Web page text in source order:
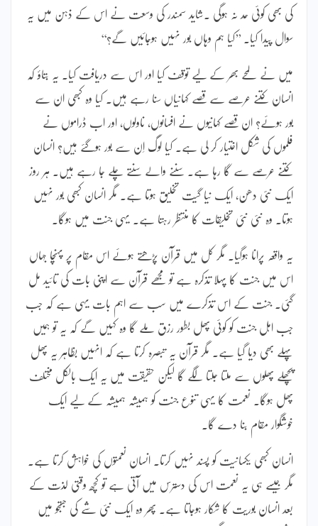
کی بھی کوئی حد نہ ہوگی ۔شاید سمندر کی وسعت نے اس کے ذہن میں یہ
سوال پیدا کیا۔ ’’کیا ہم وہاں بور نہیں ہوجائیں گے؟‘‘
میں نے لمحے بھر کے لیے توقف کیا اور اس سے دریافت کیا۔ یہ بتاؤ کہ
انسان کتنے عرصے سے قصے کہانیاں سنا رہے ہیں۔ کیا وہ کبھی ان سے
بور ہوئے؟ ان قصے کہانیوں نے افسانوں، ناولوں، اور اب ڈراموں نے
فلموں کی شکل اختیار کر لی ہے۔ کیا لوگ اِن سے بور ہوگئے ہیں؟ انسان
کتنے عرصے سے گا رہا ہے۔ سننے والے سنتے چلے جا رہے ہیں۔ ہر روز
ایک نئی دھن، ایک نیا گیت تخلیق ہوتا ہے۔ مگر انسان کبھی بور نہیں
ہوتا۔ وہ نئی نئی تخلیقات کا منتظر رہتا ہے۔ یہی جنت میں ہوگا۔
یہ واقعہ پرانا ہوگیا۔ مگر کل میں قرآن پڑھتے ہوئے اس مقام پر پہنچا جہاں
اس میں جنت کا پہلا تذکرہ ہے تو مجھے قرآن سے اپنی بات کی تائید مل
گئی۔ جنت کے اس تذکرے میں سب سے اہم بات یہی ہے کہ جب
جب اہل جنت کو کوئی پھل بطور رزق ملے گا وہ کہیں گے کہ یہ تو ہمیں
پہلے بھی دیا گیا ہے۔ مگر قرآن یہ تبصرہ کرتا ہے کہ انہیں بظاہر یہ پھل
پچھلے پھلوں سے ملتا جلتا لگے گا لیکن حقیقت میں یہ ایک بالکل مختلف
پھل ہوگا۔ نعمت کا یہی تنوع جنت کو ہمیشہ ہمیشہ کے لیے ایک
خوشگوار مقام بنا دے گا۔
انسان کبھی یکسانیت کو پسند نہیں کرتا۔ انسان نعمتوں کی خواہش کرتا ہے۔
مگر جیسے ہی یہ نعمت اس کی دسترس میں آتی ہے تو کچھ وقتی لذت کے
بعد انسان بوریت کا شکار ہوجاتا ہے۔ پھر وہ ایک نئی شے کی جستجو میں